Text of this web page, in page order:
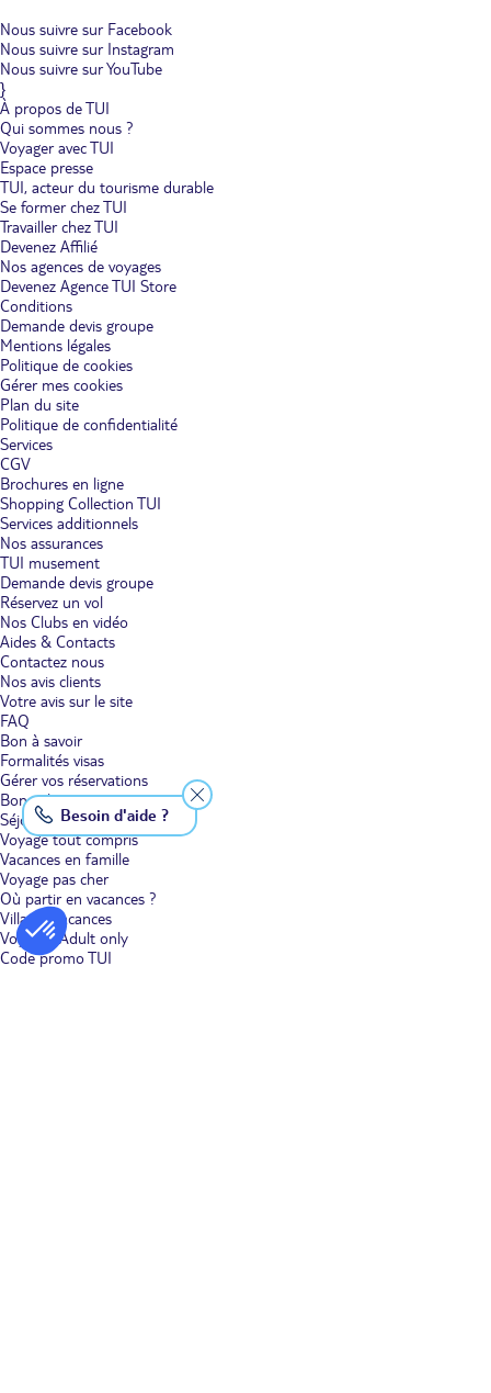
Nous suivre sur Facebook
Nous suivre sur Instagram
Nous suivre sur YouTube
}
À propos de TUI
Qui sommes nous ?
Voyager avec TUI
Espace presse
TUI, acteur du tourisme durable
Se former chez TUI
Travailler chez TUI
Devenez Affilié
Nos agences de voyages
Devenez Agence TUI Store
Conditions
Demande devis groupe
Mentions légales
Politique de cookies
Gérer mes cookies
Plan du site
Politique de confidentialité
Services
CGV
Brochures en ligne
Shopping Collection TUI
Services additionnels
Nos assurances
TUI musement
Demande devis groupe
Réservez un vol
Nos Clubs en vidéo
Aides & Contacts
Contactez nous
Nos avis clients
Votre avis sur le site
FAQ
Bon à savoir
Formalités visas
Gérer vos réservations
Bons plans voyage
Séjour
Voyage tout compris
Vacances en famille
Voyage pas cher
Où partir en vacances ?
Villages vacances
Voyages Adult only
Code promo TUI
Besoin d'aide ?